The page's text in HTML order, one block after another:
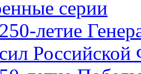
серии
250-летие
сил Российской